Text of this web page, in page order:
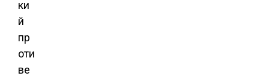
ки
й
пр
оти
ве